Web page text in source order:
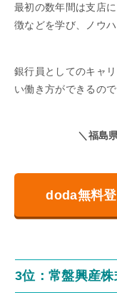
最初の数年間は支店
徴などを学び、ノウ
銀行員としてのキャ
い働き方ができるの
＼福島
doda無料
3位：常盤興産